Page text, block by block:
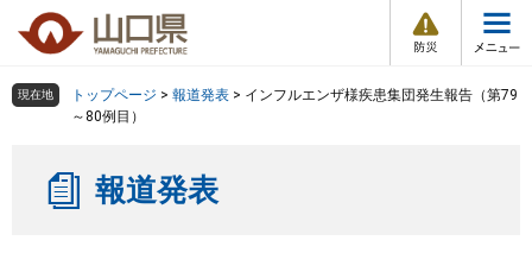
の
ー
情
報
メ
ュ
組織で探す
検索の仕方 組織で探す
現在地 トップページ > 報道発表 > インフルエンザ様疾患集団発生報告（第79
～80例目）
報道発表